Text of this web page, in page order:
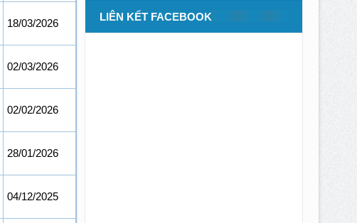
18/03/2026
02/03/2026
02/02/2026
28/01/2026
04/12/2025
LIÊN KẾT FACEBOOK